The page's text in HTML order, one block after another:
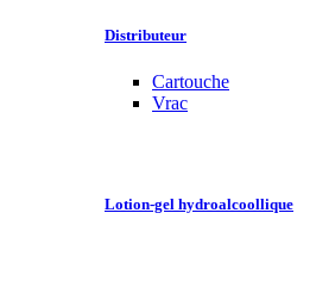
Distributeur
Cartouche
Vrac
Lotion-gel hydroalcoollique